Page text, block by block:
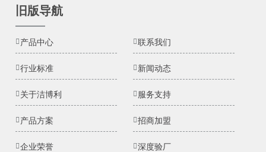
旧版导航
产品中心 联系我们
行业标准 新闻动态
关于洁博利 服务支持
产品方案 招商加盟
企业荣誉 深度验厂